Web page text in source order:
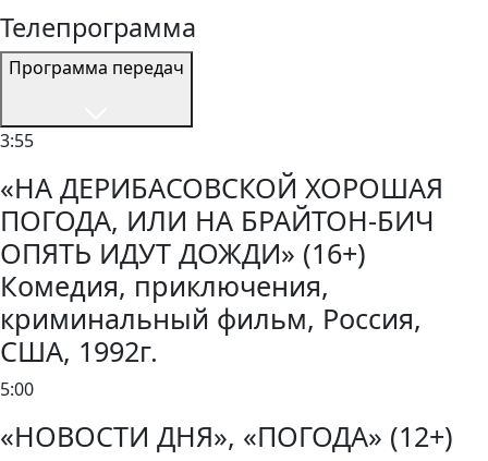
Телепрограмма
Программа передач
3:55
«НА ДЕРИБАСОВСКОЙ ХОРОШАЯ
ПОГОДА, ИЛИ НА БРАЙТОН-БИЧ
ОПЯТЬ ИДУТ ДОЖДИ» (16+)
Комедия, приключения,
криминальный фильм, Россия,
США, 1992г.
5:00
«НОВОСТИ ДНЯ», «ПОГОДА» (12+)